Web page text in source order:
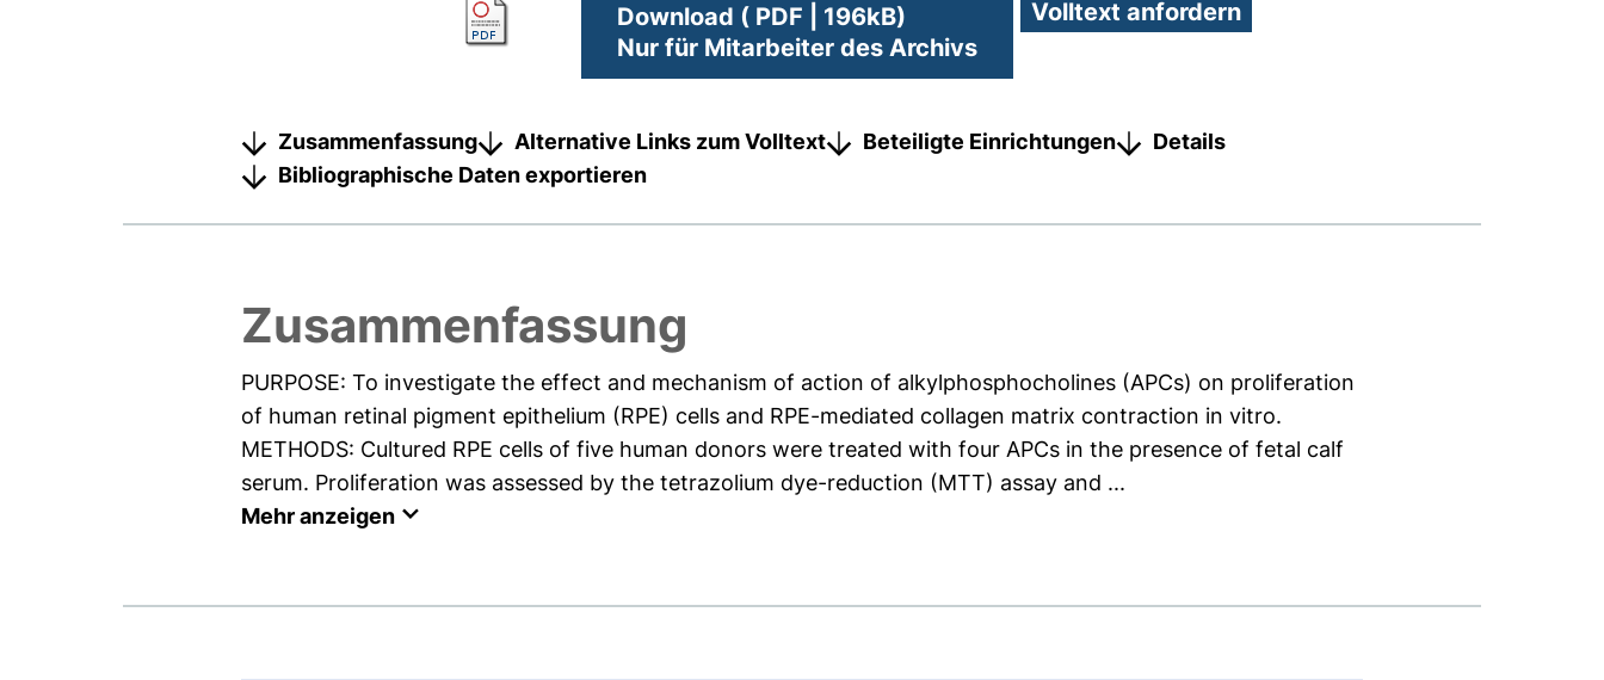
Download ( PDF | 196kB)
Nur für Mitarbeiter des Archivs
Zusammenfassung Alternative Links zum Volltext Beteiligte Einrichtungen
Details
Bibliographische Daten exportieren
Zusammenfassung
PURPOSE: To investigate the effect and mechanism of action of alkylphosphocholines (APCs) on proliferation
of human retinal pigment epithelium (RPE) cells and RPE-mediated collagen matrix contraction in vitro.
METHODS: Cultured RPE cells of five human donors were treated with four APCs in the presence of fetal calf
serum. Proliferation was assessed by the tetrazolium dye-reduction (MTT) assay and ...
Mehr anzeigen